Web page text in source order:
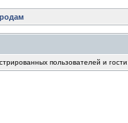
пользователей и